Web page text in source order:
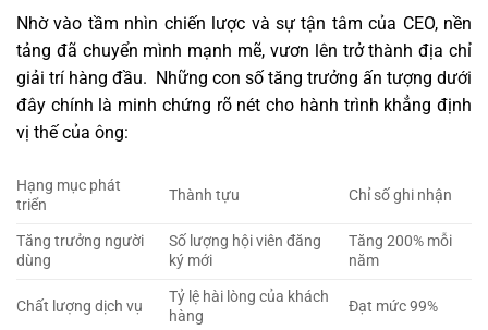
Nhờ vào tầm nhìn chiến lược và sự tận tâm của CEO, nền
tảng đã chuyển mình mạnh mẽ, vươn lên trở thành địa chỉ
giải trí hàng đầu. Những con số tăng trưởng ấn tượng dưới
đây chính là minh chứng rõ nét cho hành trình khẳng định
vị thế của ông:
Hạng mục phát
triển
Thành tựu Chỉ số ghi nhận
Tăng trưởng người
dùng
Số lượng hội viên đăng
ký mới
Tăng 200% mỗi
năm
Chất lượng dịch vụ
Tỷ lệ hài lòng của khách
hàng
Đạt mức 99%